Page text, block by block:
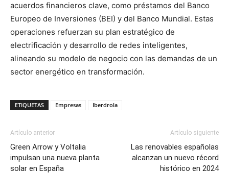
acuerdos financieros clave, como préstamos del Banco
Europeo de Inversiones (BEI) y del Banco Mundial. Estas
operaciones refuerzan su plan estratégico de
electrificación y desarrollo de redes inteligentes,
alineando su modelo de negocio con las demandas de un
sector energético en transformación.
ETIQUETAS Empresas Iberdrola
Artículo anterior
Green Arrow y Voltalia
impulsan una nueva planta
solar en España
Artículo siguiente
Las renovables españolas
alcanzan un nuevo récord
histórico en 2024